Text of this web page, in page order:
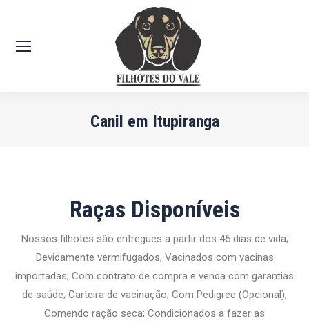
Canil em Itupiranga
Raças Disponíveis
Nossos filhotes são entregues a partir dos 45 dias de vida;
Devidamente vermifugados; Vacinados com vacinas
importadas; Com contrato de compra e venda com garantias
de saúde; Carteira de vacinação; Com Pedigree (Opcional);
Comendo ração seca; Condicionados a fazer as